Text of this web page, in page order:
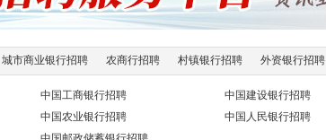
城市商业银行招聘 农商行招聘 村镇银行招聘 外资银行招聘
中国工商银行招聘
中国建设银行招聘
中国农业银行招聘
中国人民银行招聘